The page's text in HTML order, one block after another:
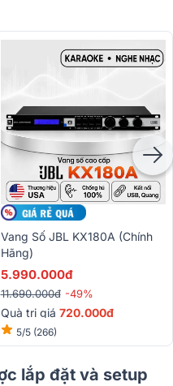
Vang Số JBL KX180A (Chính
Hãng)
5.990.000đ
11.690.000đ -49%
Quà trị giá 720.000đ
5/5 (266)
lắp đặt và setup